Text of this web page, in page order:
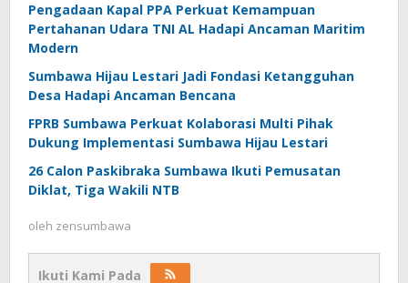
Pengadaan Kapal PPA Perkuat Kemampuan
Pertahanan Udara TNI AL Hadapi Ancaman Maritim
Modern
Sumbawa Hijau Lestari Jadi Fondasi Ketangguhan
Desa Hadapi Ancaman Bencana
FPRB Sumbawa Perkuat Kolaborasi Multi Pihak
Dukung Implementasi Sumbawa Hijau Lestari
26 Calon Paskibraka Sumbawa Ikuti Pemusatan
Diklat, Tiga Wakili NTB
oleh zensumbawa
Ikuti Kami Pada